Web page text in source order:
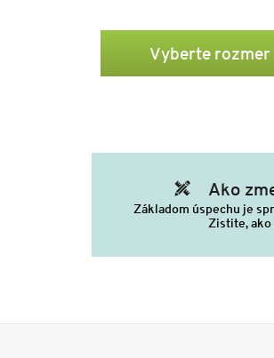
Vyberte rozmer
Ako
Základom úspechu je
Zistite, ako